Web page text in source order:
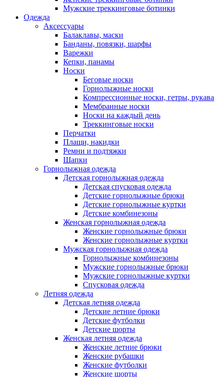
Мужские треккинговые ботинки
Одежда
Аксессуары
Балаклавы, маски
Банданы, повязки, шарфы
Варежки
Кепки, панамы
Носки
Беговые носки
Горнолыжные носки
Компрессионные носки, гетры, рукава
Мембранные носки
Носки на каждый день
Треккинговые носки
Перчатки
Плащи, накидки
Ремни и подтяжки
Шапки
Горнолыжная одежда
Детская горнолыжная одежда
Детская спусковая одежда
Детские горнолыжные брюки
Детские горнолыжные куртки
Детские комбинезоны
Женская горнолыжная одежда
Женские горнолыжные брюки
Женские горнолыжные куртки
Мужская горнолыжная одежда
Горнолыжные комбинезоны
Мужские горнолыжные брюки
Мужские горнолыжные куртки
Спусковая одежда
Летняя одежда
Детская летняя одежда
Детские летние брюки
Детские футболки
Детские шорты
Женская летняя одежда
Женские летние брюки
Женские рубашки
Женские футболки
Женские шорты